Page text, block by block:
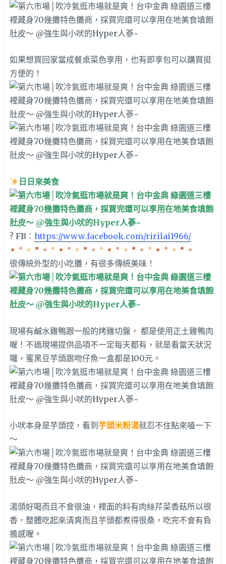
如果想買回家當成餐桌菜色享用，也有即享包可以購買挺
方便的！
日日來美食
? FB： https://www.facebook.com/ririlai1966/
很傳統外型的小吃攤，有很多傳統美味！
現場有鹹水雞鴨跟一般的烤雞切盤， 都是使用正土雞鴨肉
喔！不過現場提供品項不一定每天都有，就是看當天狀況
囉，蜜黑豆芋頭跟吻仔魚一盒都是100元。
小吠本身是芋頭控，看到 芋頭米粉湯就忍不住點來嗑一下
～
湯頭好喝而且不會很油，裡面的料有肉絲芹菜香菇所以很
香，整體吃起來清爽而且芋頭都煮得很桑，吃完不會有負
擔感喔。